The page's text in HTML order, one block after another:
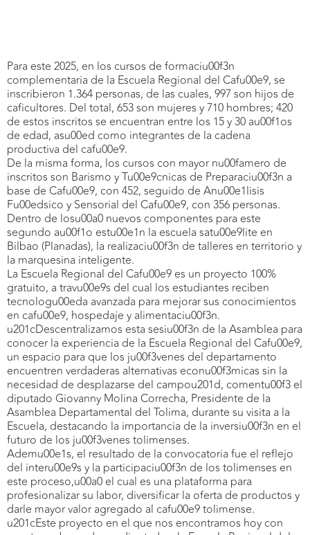
Para este 2025, en los cursos de formaciu00f3n
complementaria de la Escuela Regional del Cafu00e9, se
inscribieron 1.364 personas, de las cuales, 997 son hijos de
caficultores. Del total, 653 son mujeres y 710 hombres; 420
de estos inscritos se encuentran entre los 15 y 30 au00f1os
de edad, asu00ed como integrantes de la cadena
productiva del cafu00e9.
De la misma forma, los cursos con mayor nu00famero de
inscritos son Barismo y Tu00e9cnicas de Preparaciu00f3n a
base de Cafu00e9, con 452, seguido de Anu00e1lisis
Fu00edsico y Sensorial del Cafu00e9, con 356 personas.
Dentro de losu00a0 nuevos componentes para este
segundo au00f1o estu00e1n la escuela satu00e9lite en
Bilbao (Planadas), la realizaciu00f3n de talleres en territorio y
la marquesina inteligente.
La Escuela Regional del Cafu00e9 es un proyecto 100%
gratuito, a travu00e9s del cual los estudiantes reciben
tecnologu00eda avanzada para mejorar sus conocimientos
en cafu00e9, hospedaje y alimentaciu00f3n.
u201cDescentralizamos esta sesiu00f3n de la Asamblea para
conocer la experiencia de la Escuela Regional del Cafu00e9,
un espacio para que los ju00f3venes del departamento
encuentren verdaderas alternativas econu00f3micas sin la
necesidad de desplazarse del campou201d, comentu00f3 el
diputado Giovanny Molina Correcha, Presidente de la
Asamblea Departamental del Tolima, durante su visita a la
Escuela, destacando la importancia de la inversiu00f3n en el
futuro de los ju00f3venes tolimenses.
Ademu00e1s, el resultado de la convocatoria fue el reflejo
del interu00e9s y la participaciu00f3n de los tolimenses en
este proceso,u00a0 el cual es una plataforma para
profesionalizar su labor, diversificar la oferta de productos y
darle mayor valor agregado al cafu00e9 tolimense.
u201cEste proyecto en el que nos encontramos hoy con